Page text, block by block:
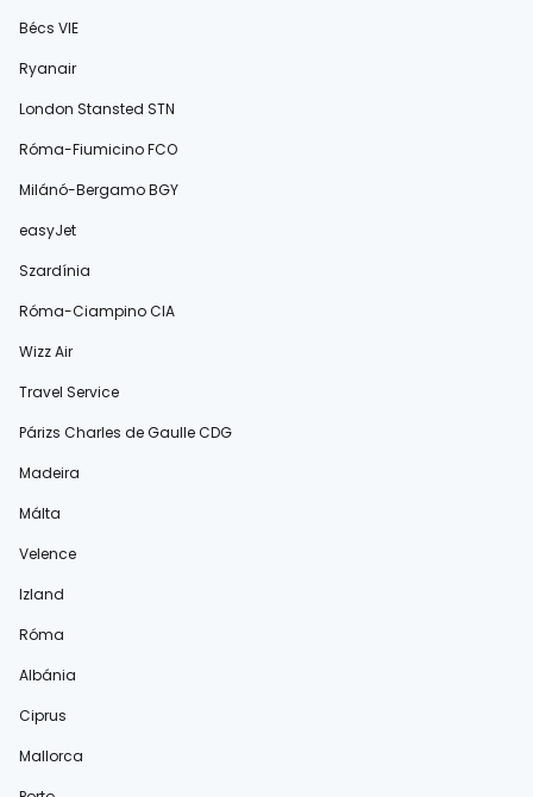
Bécs VIE
Ryanair
London Stansted STN
Róma-Fiumicino FCO
Milánó-Bergamo BGY
easyJet
Szardínia
Róma-Ciampino CIA
Wizz Air
Travel Service
Párizs Charles de Gaulle CDG
Madeira
Málta
Velence
Izland
Róma
Albánia
Ciprus
Mallorca